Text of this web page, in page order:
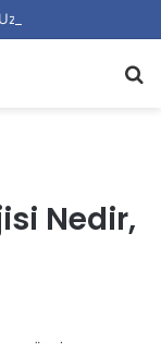
Nedir,